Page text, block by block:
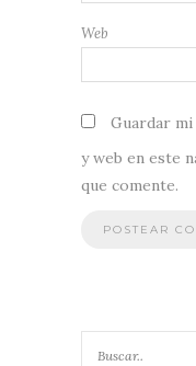
Web
Guardar
y web en este
que comente.